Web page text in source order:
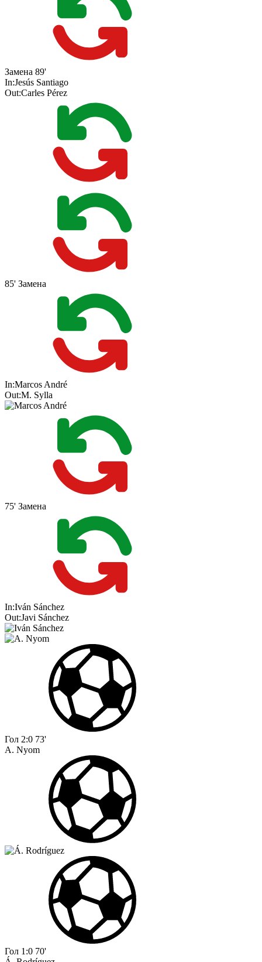
Замена 89'
In:Jesús Santiago
Out:Carles Pérez
85' Замена
In:Marcos André
Out:M. Sylla
75' Замена
In:Iván Sánchez
Out:Javi Sánchez
Гол 2:0 73'
A. Nyom
Гол 1:0 70'